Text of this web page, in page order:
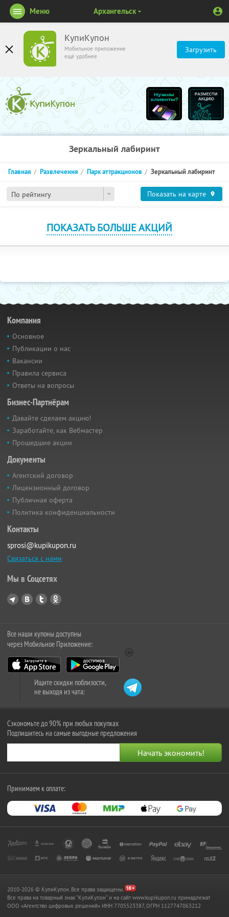
КупиКупон
Мобильное приложение
ещё удобнее
Загрузить
Меню Архангельск
Зеркальный лабиринт
По рейтингу
Главная Развлечения Парк аттракционов Зеркальный лабиринт
Показать на карте
ПОКАЗАТЬ БОЛЬШЕ АКЦИЙ
Компания
Основное
Публикации о нас
Вакансии
Правила сервиса
Ответы на вопросы
Бизнес-Партнёрам
Давайте сделаем акцию!
Заработайте, как Вебмастер
Прошедшие акции
Документы
Агентский договор
Лицензионный договор
Публичная оферта
Политика конфиденциальности
Контакты
sprosi@kupikupon.ru
Связаться с нами
Мы в Соцсетях
Все наши купоны доступны
через Мобильное Приложение:
Ищите скидки поблизости,
не выходя из чата:
Сэкономьте до 90% при любых покупках
Подпишитесь на самые выгодные предложения
Принимаем к оплате:
2010-2026 © КупиКупон. Все права защищены.
Все права на товарный знак "КупиКупон" и на сайт www.kupikupon.ru принадлежат
OOO «Агентство цифровых решений» ИНН 7705523387, ОГРН 1127747063212